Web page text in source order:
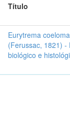
Título
Eurytrema
(Ferussac, 1821) -
biológico e